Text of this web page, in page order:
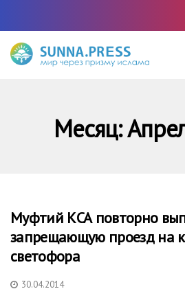
Месяц:
Муфтий КСА повторно
запрещающую проезд на
светофора
30.04.2014